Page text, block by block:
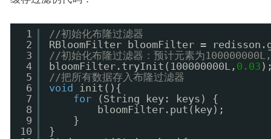
1
2
3
4
5
6
7
8
9
10
//初始化布隆过滤器
RBloomFilter bloomFilter =
//初始化布隆过滤器：预计元素为100000000L,
bloomFilter.tryInit(100000000L, 0.03
//把所有数据存入布隆过滤器
void
init(){
for
(String key: keys) {
bloomFilter.put(key);
}
}